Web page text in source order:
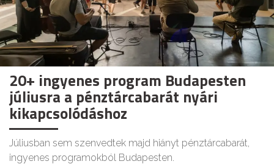
20+ ingyenes program Budapesten
júliusra a pénztárcabarát nyári
kikapcsolódáshoz
Júliusban sem szenvedtek majd hiányt pénztárcabarát,
ingyenes programokból Budapesten.